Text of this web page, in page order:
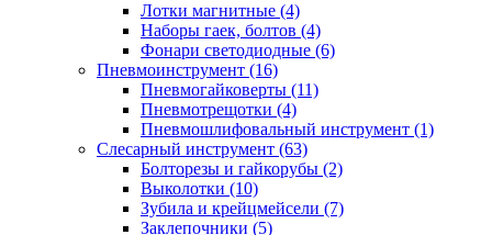
Лотки магнитные (4)
Наборы гаек, болтов (4)
Фонари светодиодные (6)
Пневмоинструмент (16)
Пневмогайковерты (11)
Пневмотрещотки (4)
Пневмошлифовальный инструмент (1)
Слесарный инструмент (63)
Болторезы и гайкорубы (2)
Выколотки (10)
Зубила и крейцмейсели (7)
Заклепочники (5)